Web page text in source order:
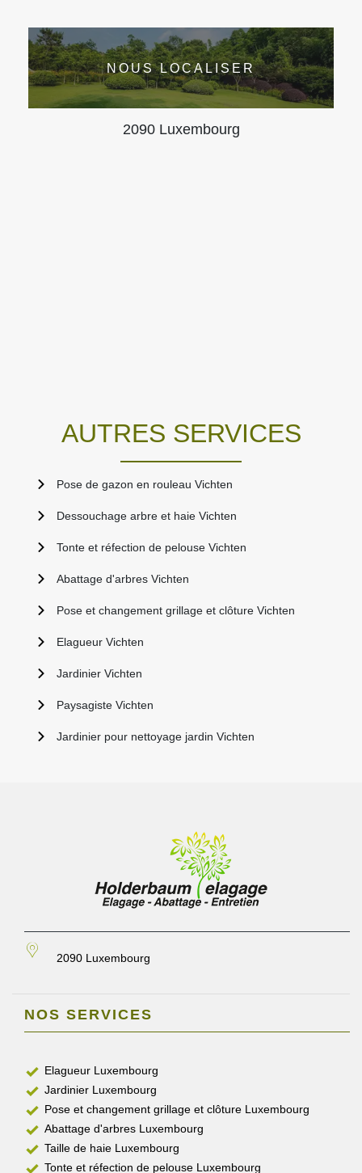
NOUS LOCALISER
2090 Luxembourg
AUTRES SERVICES
Pose de gazon en rouleau Vichten
Dessouchage arbre et haie Vichten
Tonte et réfection de pelouse Vichten
Abattage d'arbres Vichten
Pose et changement grillage et clôture Vichten
Elagueur Vichten
Jardinier Vichten
Paysagiste Vichten
Jardinier pour nettoyage jardin Vichten
2090 Luxembourg
NOS SERVICES
Elagueur Luxembourg
Jardinier Luxembourg
Pose et changement grillage et clôture Luxembourg
Abattage d'arbres Luxembourg
Taille de haie Luxembourg
Tonte et réfection de pelouse Luxembourg